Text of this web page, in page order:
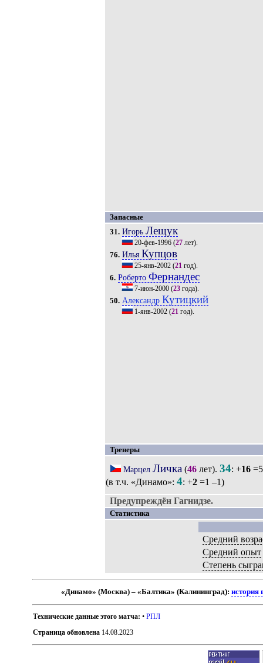
Запасные
31. Игорь Лещук
20-фев-1996(27лет).
76. Илья Купцов
25-янв-2002(21год).
6. Роберто Фернандес
7-июн-2000(23года).
50. Александр Кутицкий
1-янв-2002(21год).
Тренеры
Марцел Личка (46лет). 34: +16=5
(в т.ч. «Динамо»: 4: +2 =1 –1)
Предупреждён Гагнидзе.
Статистика
Средний
Средний опыт
Степень
«Динамо» (Москва) – «Балтика» (Калининград):история
Технические данные этого матча: •РПЛ
Страница обновлена 14.08.2023